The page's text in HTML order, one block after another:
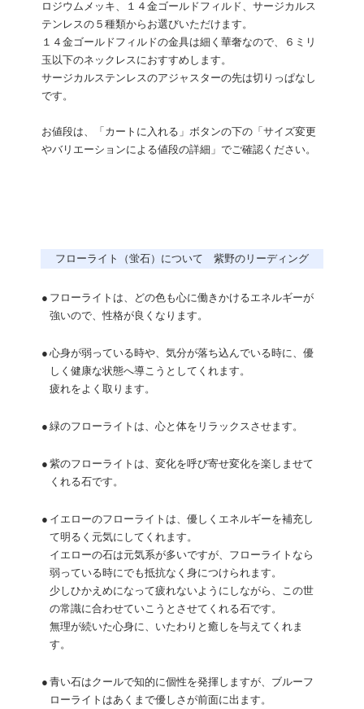
ロジウムメッキ、１４金ゴールドフィルド、サージカルス
テンレスの５種類からお選びいただけます。
１４金ゴールドフィルドの金具は細く華奢なので、６ミリ
玉以下のネックレスにおすすめします。
サージカルステンレスのアジャスターの先は切りっぱなし
です。
お値段は、「カートに入れる」ボタンの下の「サイズ変更
やバリエーションによる値段の詳細」でご確認ください。
フローライト（蛍石）について 紫野のリーディング
● フローライトは、どの色も心に働きかけるエネルギーが
強いので、性格が良くなります。
● 心身が弱っている時や、気分が落ち込んでいる時に、優
しく健康な状態へ導こうとしてくれます。
疲れをよく取ります。
● 緑のフローライトは、心と体をリラックスさせます。
● 紫のフローライトは、変化を呼び寄せ変化を楽しませて
くれる石です。
● イエローのフローライトは、優しくエネルギーを補充し
て明るく元気にしてくれます。
イエローの石は元気系が多いですが、フローライトなら
弱っている時にでも抵抗なく身につけられます。
少しひかえめになって疲れないようにしながら、この世
の常識に合わせていこうとさせてくれる石です。
無理が続いた心身に、いたわりと癒しを与えてくれま
す。
● 青い石はクールで知的に個性を発揮しますが、ブルーフ
ローライトはあくまで優しさが前面に出ます。